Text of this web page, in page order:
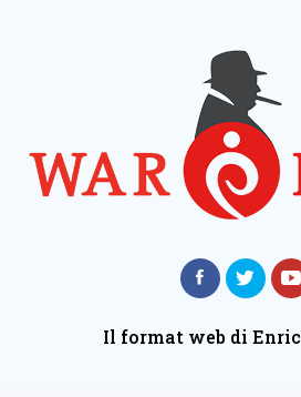
Il format web di